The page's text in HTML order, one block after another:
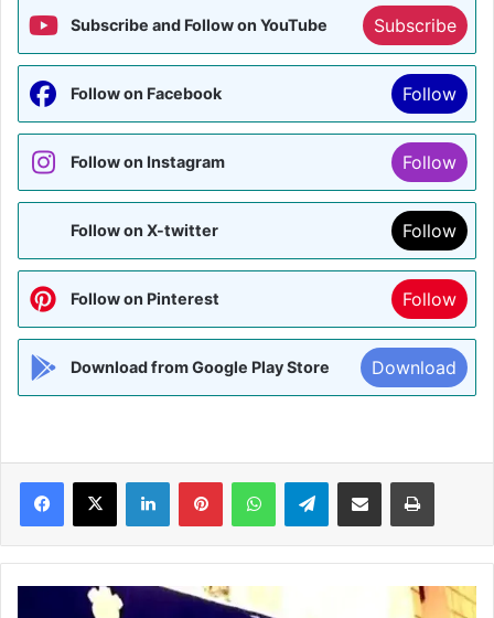
Subscribe and Follow on YouTube Subscribe
Follow on Facebook Follow
Follow on Instagram Follow
Follow on X-twitter Follow
Follow on Pinterest Follow
Download from Google Play Store Download
Facebook
X LinkedInPinterestWhatsAppTelegramShare via Email Print